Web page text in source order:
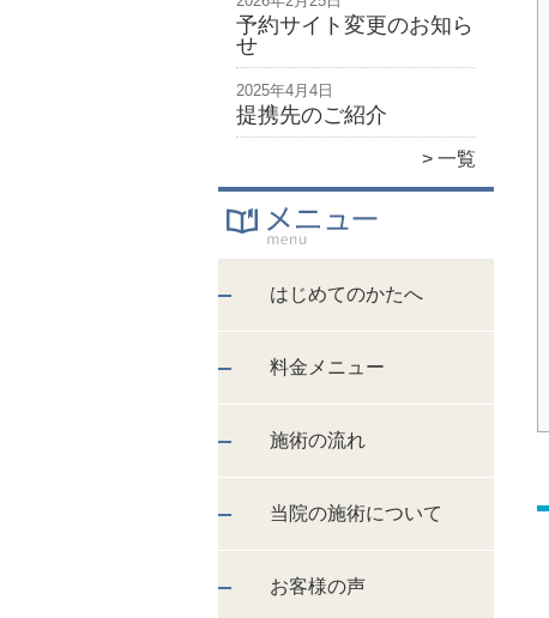
予約サイト変更のお知ら
せ
2025年4月4日
提携先のご紹介
一覧
はじめてのかたへ
料金メニュー
施術の流れ
当院の施術について
お客様の声